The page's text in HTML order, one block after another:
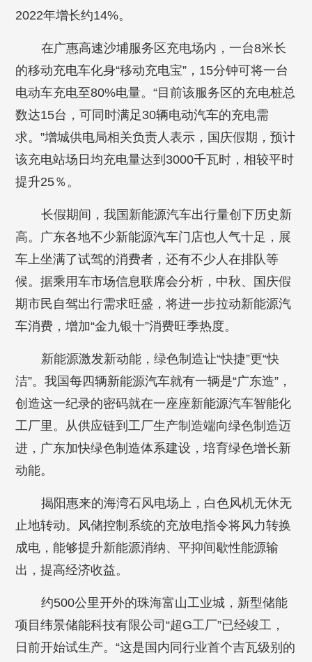
2022年增长约14%。
在广惠高速沙埔服务区充电场内，一台8米长
的移动充电车化身“移动充电宝”，15分钟可将一台
电动车充电至80%电量。“目前该服务区的充电桩总
数达15台，可同时满足30辆电动汽车的充电需
求。”增城供电局相关负责人表示，国庆假期，预计
该充电站场日均充电量达到3000千瓦时，相较平时
提升25％。
长假期间，我国新能源汽车出行量创下历史新
高。广东各地不少新能源汽车门店也人气十足，展
车上坐满了试驾的消费者，还有不少人在排队等
候。据乘用车市场信息联席会分析，中秋、国庆假
期市民自驾出行需求旺盛，将进一步拉动新能源汽
车消费，增加“金九银十”消费旺季热度。
新能源激发新动能，绿色制造让“快捷”更“快
洁”。我国每四辆新能源汽车就有一辆是“广东造”，
创造这一纪录的密码就在一座座新能源汽车智能化
工厂里。从供应链到工厂生产制造端向绿色制造迈
进，广东加快绿色制造体系建设，培育绿色增长新
动能。
揭阳惠来的海湾石风电场上，白色风机无休无
止地转动。风储控制系统的充放电指令将风力转换
成电，能够提升新能源消纳、平抑间歇性能源输
出，提高经济收益。
约500公里开外的珠海富山工业城，新型储能
项目纬景储能科技有限公司“超G工厂”已经竣工，
日前开始试生产。“这是国内同行业首个吉瓦级别的